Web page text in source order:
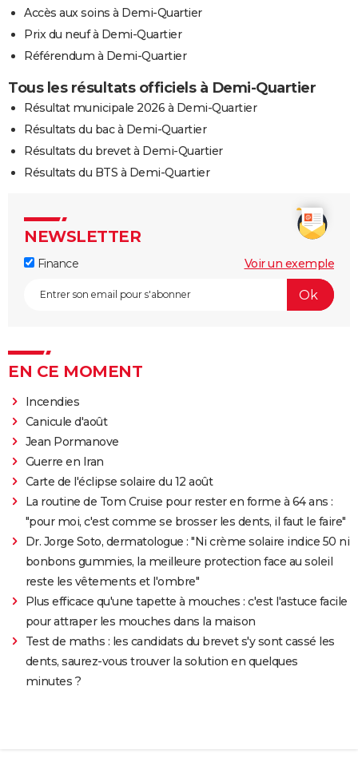
Accès aux soins à Demi-Quartier
Prix du neuf à Demi-Quartier
Référendum à Demi-Quartier
Tous les résultats officiels à Demi-Quartier
Résultat municipale 2026 à Demi-Quartier
Résultats du bac à Demi-Quartier
Résultats du brevet à Demi-Quartier
Résultats du BTS à Demi-Quartier
NEWSLETTER
Finance Voir un exemple
EN CE MOMENT
Incendies
Canicule d'août
Jean Pormanove
Guerre en Iran
Carte de l'éclipse solaire du 12 août
La routine de Tom Cruise pour rester en forme à 64 ans :
"pour moi, c'est comme se brosser les dents, il faut le faire"
Dr. Jorge Soto, dermatologue : "Ni crème solaire indice 50 ni
bonbons gummies, la meilleure protection face au soleil
reste les vêtements et l'ombre"
Plus efficace qu'une tapette à mouches : c'est l'astuce facile
pour attraper les mouches dans la maison
Test de maths : les candidats du brevet s'y sont cassé les
dents, saurez-vous trouver la solution en quelques
minutes ?